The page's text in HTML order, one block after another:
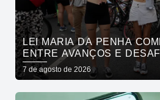
LEI MARIA DA PENHA
ENTRE AVANÇOS E
7 de agosto de 2026